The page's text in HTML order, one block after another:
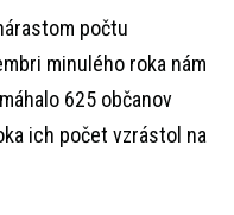
počtu
minulého roka nám
625 občanov
ich počet vzrástol na